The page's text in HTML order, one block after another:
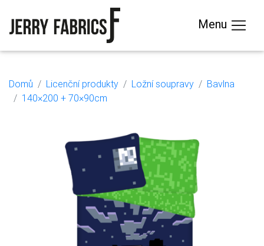
Menu
Domů Licenční produkty Ložní soupravy
Bavlna
140×200 + 70×90cm